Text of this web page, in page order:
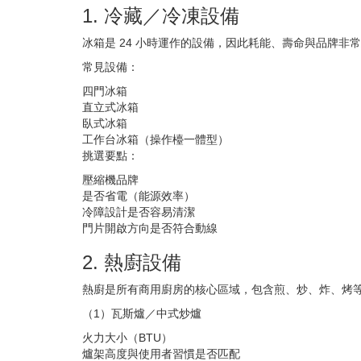
1. 冷藏／冷凍設備
冰箱是 24 小時運作的設備，因此耗能、壽命與品牌非常
常見設備：
四門冰箱
直立式冰箱
臥式冰箱
工作台冰箱（操作檯一體型）
挑選要點：
壓縮機品牌
是否省電（能源效率）
冷障設計是否容易清潔
門片開啟方向是否符合動線
2. 熱廚設備
熱廚是所有商用廚房的核心區域，包含煎、炒、炸、烤
（1）瓦斯爐／中式炒爐
火力大小（BTU）
爐架高度與使用者習慣是否匹配